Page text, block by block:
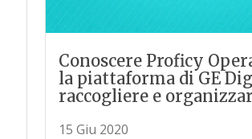
Conoscere Proficy
la piattaforma di GE
raccogliere e
15 Giu 2020